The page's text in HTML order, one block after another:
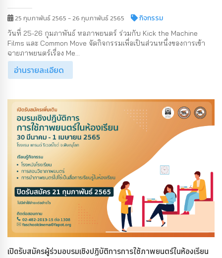
25 กุมภาพันธ์ 2565 - 26 กุมภาพันธ์ 2565 กิจกรรม
วันที่ 25-26 กุมภาพันธ์ หอภาพยนตร์ ร่วมกับ Kick the Machine
Films และ Common Move จัดกิจกรรมเพื่อเป็นส่วนหนึ่งของการเข้า
ฉายภาพยนตร์เรื่อง Me...
อ่านรายละเอียด
เปิดรับสมัครผู้ร่วมอบรมเชิงปฏิบัติการการใช้ภาพยนตร์ในห้องเรียน